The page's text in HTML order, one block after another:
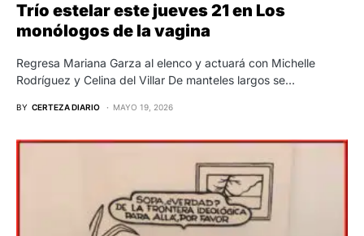
Trío estelar este jueves 21 en Los
monólogos de la vagina
Regresa Mariana Garza al elenco y actuará con Michelle
Rodríguez y Celina del Villar De manteles largos se…
BY CERTEZA DIARIO MAYO 19, 2026